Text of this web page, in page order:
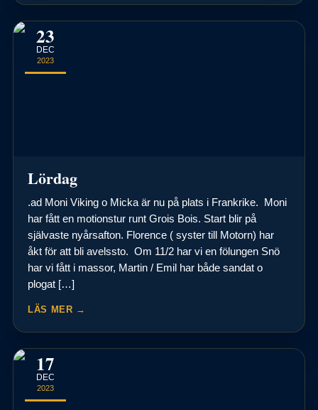
23
DEC
2023
Lördag
.ad Moni Viking o Micka är nu på plats i Frankrike. Moni
har fått en motionstur runt Grois Bois. Start blir på
självaste nyårsafton. Florence ( syster till Motorn) har
åkt för att bli avelssto. Om 11/2 har vi en fölungen Snö
har vi fått i massor, Martin / Emil har både sandat o
plogat […]
LÄS MER →
17
DEC
2023